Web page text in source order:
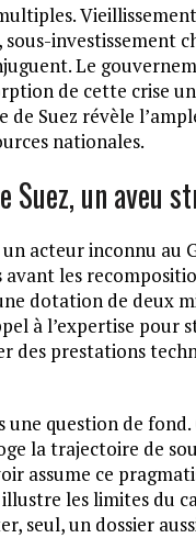
investissement
Le
de cette crise
de Suez révèle
nationales.
Suez, un aveu
acteur inconnu
avant les
dotation de deux
à l’expertise
des prestations
une question de
la trajectoire de
assume ce
illustre les limites du
seul, un dossier